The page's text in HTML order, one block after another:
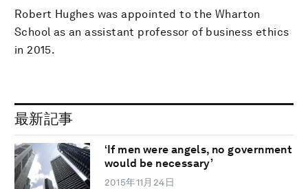
Robert Hughes was appointed to the Wharton
School as an assistant professor of business ethics
in 2015.
最新記事
‘If men were angels, no government
would be necessary’
2015年11月24日